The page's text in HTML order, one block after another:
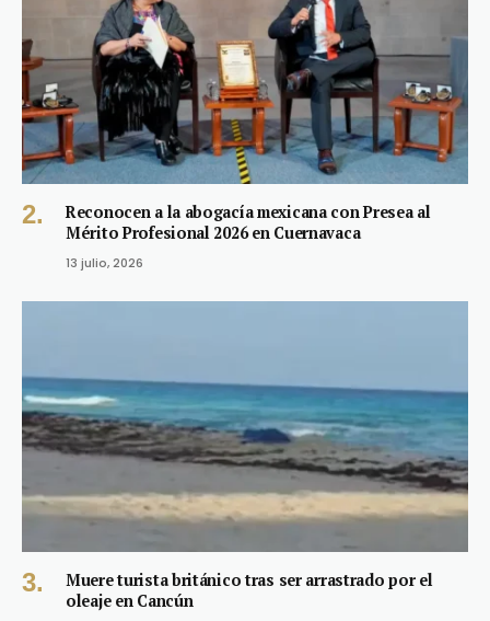
Reconocen a la abogacía mexicana con Presea al
Mérito Profesional 2026 en Cuernavaca
13 julio, 2026
Muere turista británico tras ser arrastrado por el
oleaje en Cancún